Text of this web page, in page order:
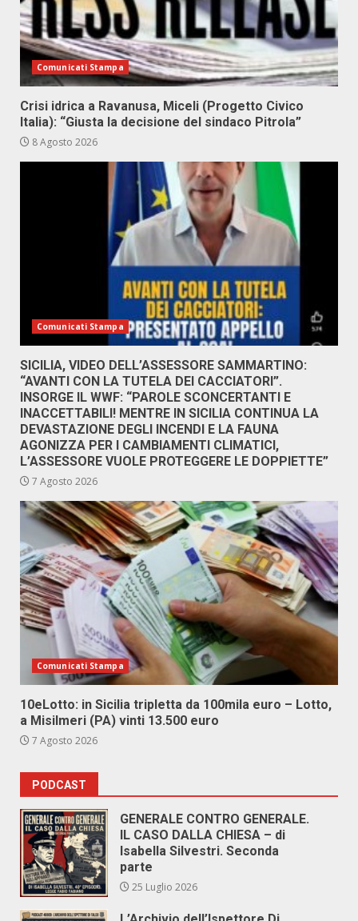
Comunicati Stampa
Crisi idrica a Ravanusa, Miceli (Progetto Civico
Italia): “Giusta la decisione del sindaco Pitrola”
8 Agosto 2026
Comunicati Stampa
SICILIA, VIDEO DELL’ASSESSORE SAMMARTINO:
“AVANTI CON LA TUTELA DEI CACCIATORI”.
INSORGE IL WWF: “PAROLE SCONCERTANTI E
INACCETTABILI! MENTRE IN SICILIA CONTINUA LA
DEVASTAZIONE DEGLI INCENDI E LA FAUNA
AGONIZZA PER I CAMBIAMENTI CLIMATICI,
L’ASSESSORE VUOLE PROTEGGERE LE DOPPIETTE”
7 Agosto 2026
Comunicati Stampa
10eLotto: in Sicilia tripletta da 100mila euro – Lotto,
a Misilmeri (PA) vinti 13.500 euro
7 Agosto 2026
PODCAST
GENERALE CONTRO GENERALE.
IL CASO DALLA CHIESA – di
Isabella Silvestri. Seconda
parte
25 Luglio 2026